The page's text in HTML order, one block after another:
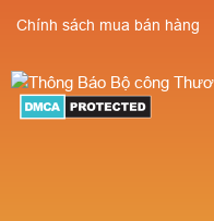
Chính sách mua bán hàng